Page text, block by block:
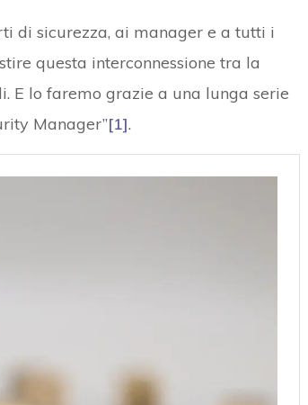
di sicurezza, ai manager e a tutti i
questa interconnessione tra la
E lo faremo grazie a una lunga serie
Manager”[1].